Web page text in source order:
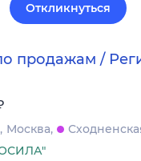
Откликнуться
продажам /
Москва